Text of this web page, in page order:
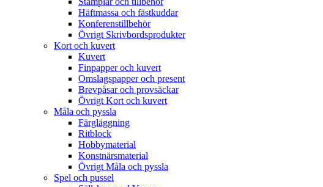
Häftmassa och fästkuddar
Konferenstillbehör
Övrigt Skrivbordsprodukter
Kort och kuvert
Kuvert
Finpapper och kuvert
Omslagspapper och present
Brevpåsar och provsäckar
Övrigt Kort och kuvert
Måla och pyssla
Färgläggning
Ritblock
Hobbymaterial
Konstnärsmaterial
Övrigt Måla och pyssla
Spel och pussel